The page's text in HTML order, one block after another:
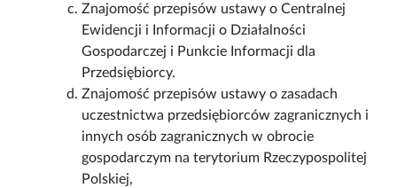
Znajomość przepisów ustawy o Centralnej
Ewidencji i Informacji o Działalności
Gospodarczej i Punkcie Informacji dla
Przedsiębiorcy.
Znajomość przepisów ustawy o zasadach
uczestnictwa przedsiębiorców zagranicznych i
innych osób zagranicznych w obrocie
gospodarczym na terytorium Rzeczypospolitej
Polskiej,